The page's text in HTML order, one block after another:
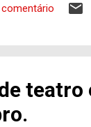
condições,
Polícia
que os
teatro